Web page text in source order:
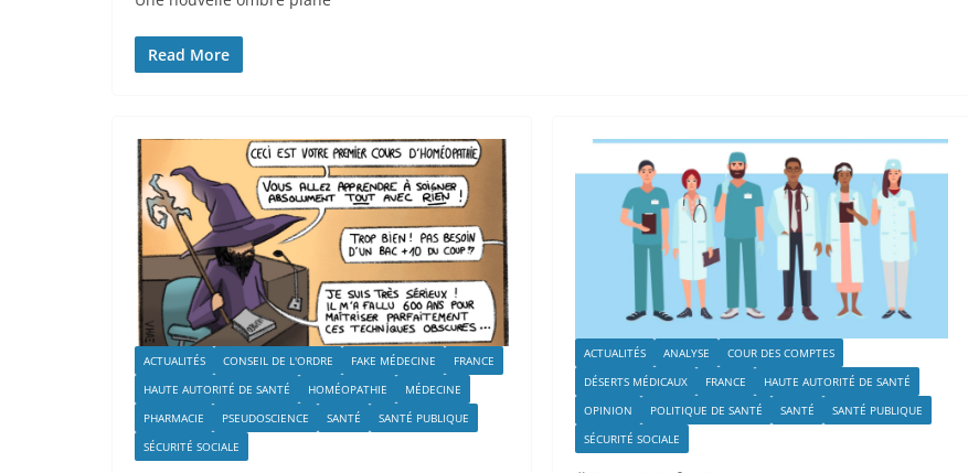
Read More
ACTUALITÉS CONSEIL DE L'ORDRE FAKE MÉDECINE
FRANCE
HAUTE AUTORITÉ DE SANTÉ
HOMÉOPATHIE
MÉDECINE
PHARMACIE
PSEUDOSCIENCE SANTÉ
SANTÉ PUBLIQUE
SÉCURITÉ SOCIALE
ACTUALITÉS ANALYSE
COUR DES COMPTES
DÉSERTS MÉDICAUX
FRANCE
HAUTE AUTORITÉ DE SANTÉ
OPINION
POLITIQUE DE SANTÉ SANTÉ
SANTÉ PUBLIQUE
SÉCURITÉ SOCIALE